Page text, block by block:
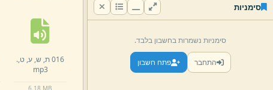
011 ת,
ש,ע,ג,.
mp3
012 ת,
ש,ע,ו,.
mp3
סימניות
סימניות נשמרות בחשבון בלבד.
התחבר פתח חשבון 016 ת, ש, ע, ט,.
mp3
6. 18 MB